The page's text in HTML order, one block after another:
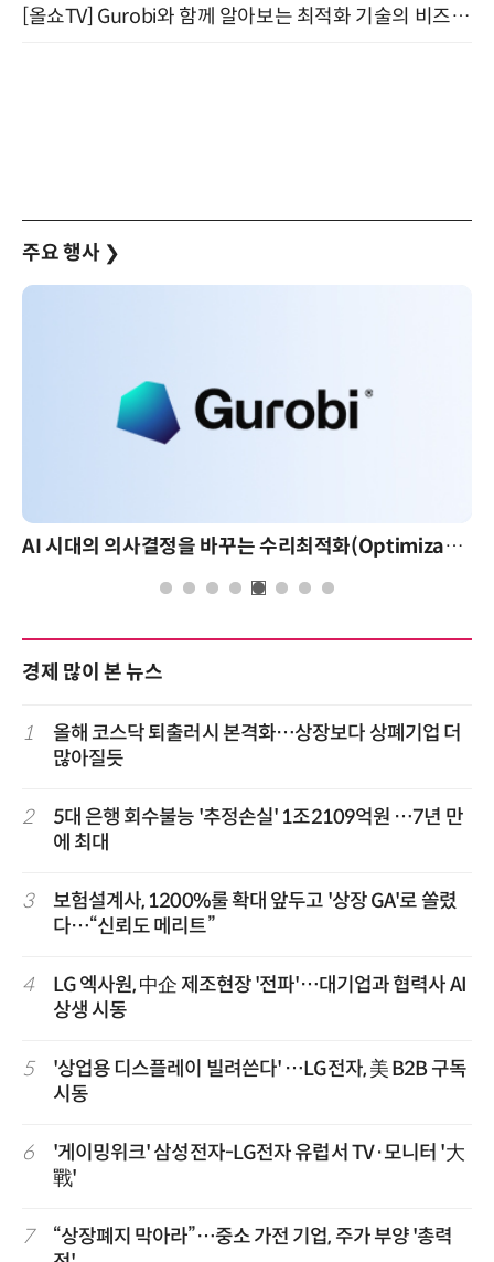
[올쇼TV] Gurobi와 함께 알아보는 최적화 기술의 비즈니스 활용 (8월 20일 생방송)
주요 행사 ❯
AI 시대의 의사결정을 바꾸는 수리최적화(Optimization): 실제 산업 적용 사례와 활용 전략
경제 많이 본 뉴스
1
올해 코스닥 퇴출러시 본격화…상장보다 상폐기업 더
많아질듯
2
5대 은행 회수불능 '추정손실' 1조2109억원 …7년 만
에 최대
3
보험설계사, 1200%룰 확대 앞두고 '상장 GA'로 쏠렸
다…“신뢰도 메리트”
4
LG 엑사원, 中企 제조현장 '전파'…대기업과 협력사 AI
상생 시동
5
'상업용 디스플레이 빌려쓴다' …LG전자, 美 B2B 구독
시동
6
'게이밍위크' 삼성전자-LG전자 유럽서 TV·모니터 '大
戰'
7
“상장폐지 막아라”…중소 가전 기업, 주가 부양 '총력